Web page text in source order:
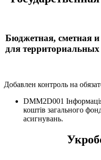
Бюджетная, сметная и
для
Добавлен контроль на
DMM2D001
коштів загального
асигнувань.